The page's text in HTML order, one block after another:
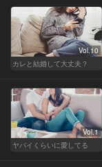
Vol.10
カレと結婚して大丈夫？
Vol.1
ヤバイくらいに愛してる